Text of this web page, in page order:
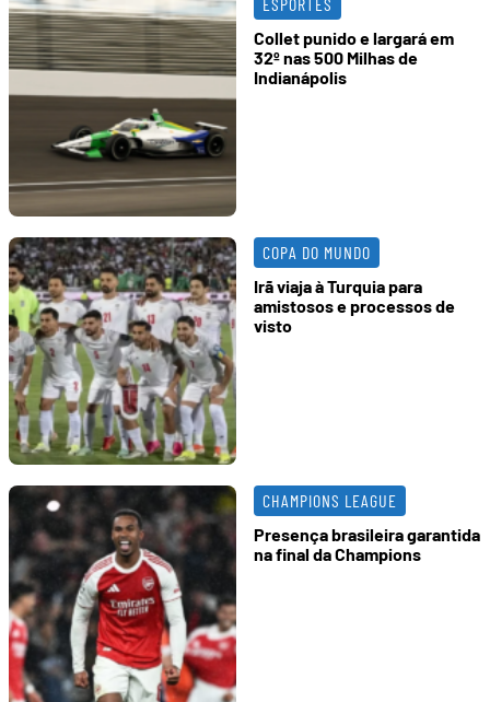
Collet punido e largará em
32º nas 500 Milhas de
Indianápolis
COPA DO MUNDO
Irã viaja à Turquia para
amistosos e processos de
visto
CHAMPIONS LEAGUE
Presença brasileira garantida
na final da Champions